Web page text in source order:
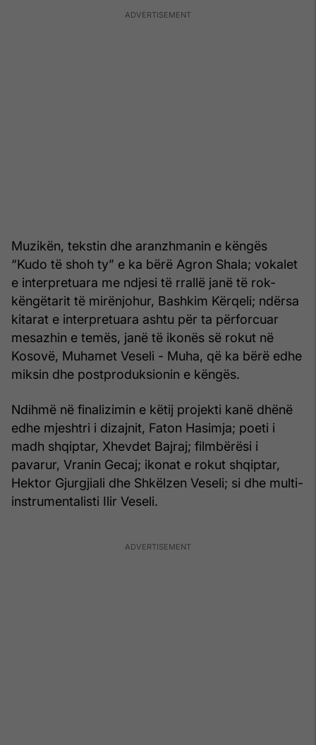
Muzikën, tekstin dhe aranzhmanin e këngës
“Kudo të shoh ty” e ka bërë Agron Shala; vokalet
e interpretuara me ndjesi të rrallë janë të rok-
këngëtarit të mirënjohur, Bashkim Kërqeli; ndërsa
kitarat e interpretuara ashtu për ta përforcuar
mesazhin e temës, janë të ikonës së rokut në
Kosovë, Muhamet Veseli - Muha, që ka bërë edhe
miksin dhe postproduksionin e këngës.
Ndihmë në finalizimin e këtij projekti kanë dhënë
edhe mjeshtri i dizajnit, Faton Hasimja; poeti i
madh shqiptar, Xhevdet Bajraj; filmbërësi i
pavarur, Vranin Gecaj; ikonat e rokut shqiptar,
Hektor Gjurgjiali dhe Shkëlzen Veseli; si dhe multi-
instrumentalisti Ilir Veseli.